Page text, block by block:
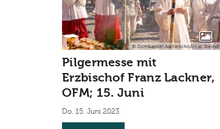
© Domkapitel Aachen/Andreas Steindl
Pilgermesse mit
Erzbischof Franz Lackner,
OFM; 15. Juni
Do. 15. Juni 2023